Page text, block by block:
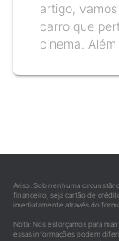
artigo,
carro que
cinema.
Aviso: Sob nenhuma
financeiro, seja cartão de
imediatamente através do
Nota: Nos esforçamos para
essas informações podem